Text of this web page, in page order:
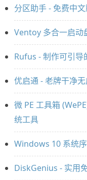
分区助手 - 免费中
Ventoy 多合一启动
Rufus - 制作可引
优启通 - 老牌干净
微 PE 工具箱
统工具
Windows 10 系统
DiskGenius - 实用